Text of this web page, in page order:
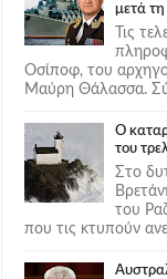
μετά
Τις
Οσίποφ, του
Μαύρη Θάλασσα.
Ο
του
Στο
του
που τις κτυπούν